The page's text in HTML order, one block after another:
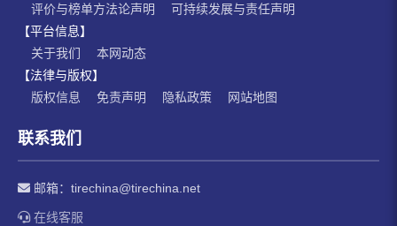
评价与榜单方法论声明
可持续发展与责任声明
【平台信息】
关于我们
本网动态
【法律与版权】
版权信息
免责声明 隐私政策 网站地图
联系我们
邮箱： tirechina@tirechina.net
在线客服